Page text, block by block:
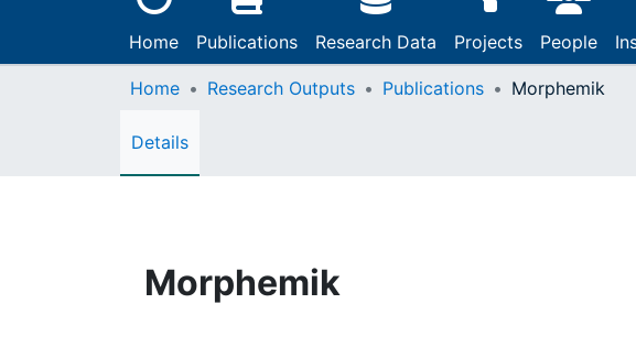
Home Publications Research Data Projects People
Home Research Outputs Publications Morphemik
Details
Morphemik